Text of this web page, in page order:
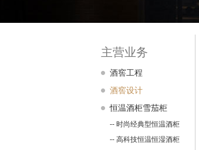
主营业务
酒窖工程
酒窖设计
恒温酒柜雪茄柜
-- 时尚经典型恒温酒柜
-- 高科技恒温恒湿酒柜